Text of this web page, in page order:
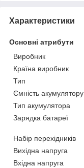
Характеристики
Основні атрибути
Виробник
Країна виробник
Тип
Ємність акумулятору
Тип акумулятора
Зарядка батареї
Набір перехідників
Вихідна напруга
Вхідна напруга